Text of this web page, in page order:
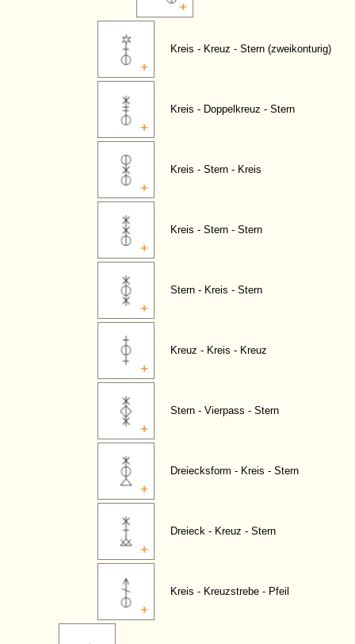
Kreis - Kreuz - Stern (zweikonturig)
Kreis - Doppelkreuz - Stern
Kreis - Stern - Kreis
Kreis - Stern - Stern
Stern - Kreis - Stern
Kreuz - Kreis - Kreuz
Stern - Vierpass - Stern
Dreiecksform - Kreis - Stern
Dreieck - Kreuz - Stern
Kreis - Kreuzstrebe - Pfeil